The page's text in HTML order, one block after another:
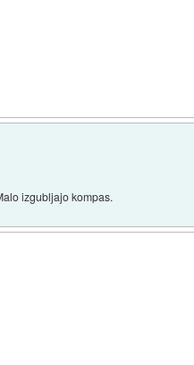
izgubljajo kompas.